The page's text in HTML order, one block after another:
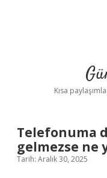
Kısa
Telefonuma
gelmezse ne
Tarih: Aralık 30, 2025